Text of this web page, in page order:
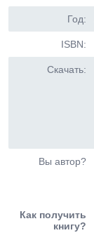
Год:
ISBN:
Скачать:
Вы автор?
Как получить
книгу?